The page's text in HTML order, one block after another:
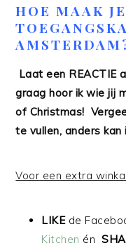
HOE MAAK
Laat een REACTIE
graag hoor ik wie jij
of Christmas!
te vullen, anders
Voor een extra
LIKEde
Kitchen én